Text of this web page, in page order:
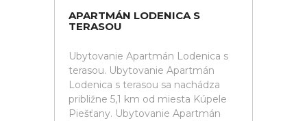
APARTMÁN LODENICA S
TERASOU
Ubytovanie Apartmán Lodenica s
terasou. Ubytovanie Apartmán
Lodenica s terasou sa nachádza
približne 5,1 km od miesta Kúpele
Piešťany. Ubytovanie Apartmán